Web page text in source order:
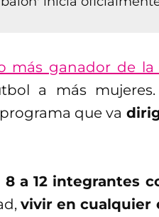
más ganador de la
a más
que va
a 12 integrantes
vivir en cualquier